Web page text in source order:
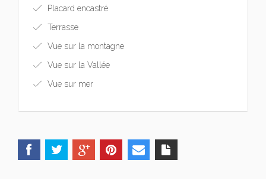
Placard encastré
Terrasse
Vue sur la montagne
Vue sur la Vallée
Vue sur mer